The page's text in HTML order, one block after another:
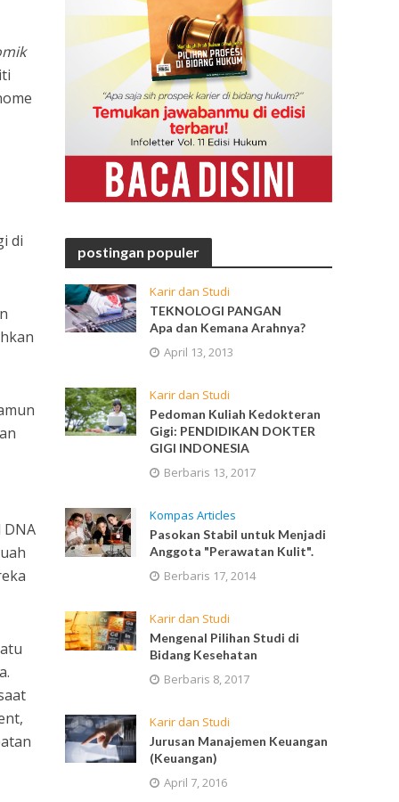
di
postingan populer
Karir dan Studi
TEKNOLOGI PANGAN
Apa dan Kemana Arahnya?
April 13, 2013
Karir dan Studi
Pedoman Kuliah Kedokteran
Gigi: PENDIDIKAN DOKTER
GIGI INDONESIA
Berbaris 13, 2017
Kompas Articles
Pasokan Stabil untuk Menjadi
Anggota "Perawatan Kulit".
Berbaris 17, 2014
Karir dan Studi
Mengenal Pilihan Studi di
Bidang Kesehatan
Berbaris 8, 2017
Karir dan Studi
Jurusan Manajemen Keuangan
(Keuangan)
April 7, 2016